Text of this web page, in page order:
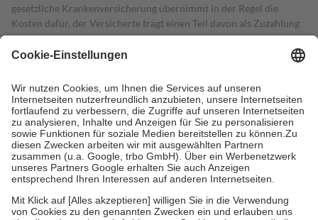
gesetzliche Krankenversicherung übernimmt in der Regel die
Kosten dafür, der Versicherte trägt einen Teil davon als Zuzahlung
mit.
Grundsätzlich leisten Mitglieder Zuzahlungen in Höhe von zehn
höchstens zehn Euro.
Es sind jedoch nie mehr als die tatsächlichen
Kosten der Leistung zu entrichten.
Diese Regeln gelten grundsätzlich auch für Online-Apotheken.
Bei Heilmitteln und häuslicher Krankenpflege beträgt die
Zuzahlung zehn Prozent der Kosten sowie zehn Euro je
Verordnung.
Um das Engagement der Versicherten für ihre eigene Gesundheit zu
stärken und die besondere Stellung der Familie zu unterstützen,
fallenkeine Zuzahlungenan bei:
• Kindern und Jugendlichen bis zum vollendeten 18. Lebensjahr